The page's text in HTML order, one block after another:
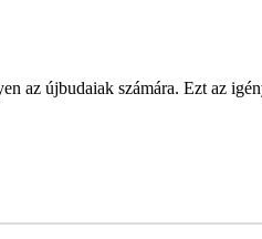
az újbudaiak számára. Ezt az